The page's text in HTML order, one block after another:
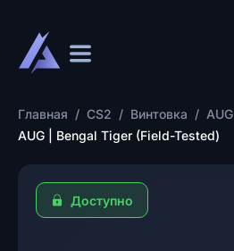
Главная / CS2 / Винтовка / AUG
AUG | Bengal Tiger (Field-Tested)
Доступно